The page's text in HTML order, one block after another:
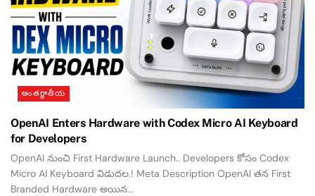
అంతర్జాతీయ
OpenAI Enters Hardware with Codex Micro AI Keyboard
for Developers
OpenAI నుంచి First Hardware Launch.. Developers కోసం Codex
Micro AI Keyboard విడుదల.! Meta Description OpenAI తన First
Branded Hardware అయిన...